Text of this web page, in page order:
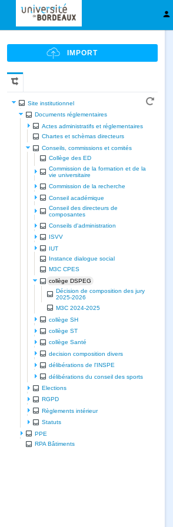
Site institutionnel
Documents réglementaires
Actes administratifs et réglementaires
Chartes et schèmas directeurs
Conseils, commissions et comités
Collège des ED
Commission de la formation et de la
vie universitaire
Commission de la recherche
Conseil académique
Conseil des directeurs de
composantes
Conseils d'administration
ISVV
IUT
Instance dialogue social
M3C CPES
collège DSPEG
Décision de composition des jury
2025-2026
M3C 2024-2025
collège SH
collège ST
collège Santé
decision composition divers
délibérations de l'INSPE
délibérations du conseil des sports
Elections
RGPD
Règlements intérieur
Statuts
PPE
RPA Bâtiments